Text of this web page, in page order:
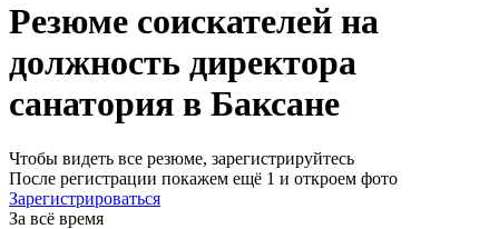
Резюме соискателей на
должность директора
санатория в Баксане
Чтобы видеть все резюме, зарегистрируйтесь
После регистрации покажем ещё 1 и откроем фото
Зарегистрироваться
За всё время